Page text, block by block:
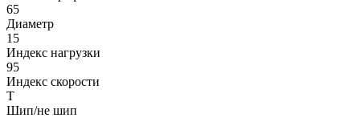
65
Диаметр
15
Индекс нагрузки
95
Индекс скорости
T
Шип/не шип